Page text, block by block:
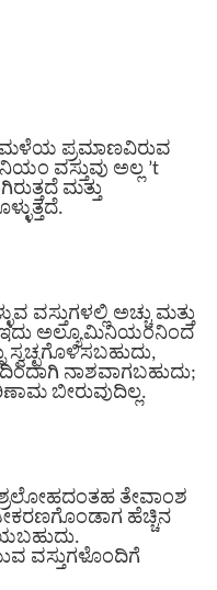
ಮಳೆಯ ಪ್ರಮಾಣವಿರುವ
ವಸ್ತುವು ಅಲ್ಲ ’t
ಮತ್ತು
ವಸ್ತುಗಳಲ್ಲಿ ಅಚ್ಚು ಮತ್ತು
ಇದು ಅಲ್ಯೂಮಿನಿಯಂನಿಂದ
ಸ್ವಚ್ಛಗೊಳಿಸಬಹುದು,
ನಾಶವಾಗಬಹುದು;
ಬೀರುವುದಿಲ್ಲ.
ತೇವಾಂಶ
ಹೆಚ್ಚಿನ
ವಸ್ತುಗಳೊಂದಿಗೆ